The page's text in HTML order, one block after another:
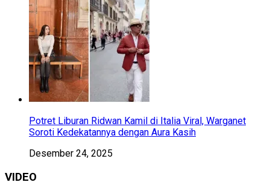
Potret Liburan Ridwan Kamil di Italia Viral, Warganet
Soroti Kedekatannya dengan Aura Kasih
Desember 24, 2025
VIDEO